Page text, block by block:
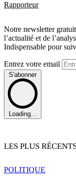
Rapporteur
Notre newsletter
l’actualité et de
Indispensable pour
Entrez votre email
S'abonner
Loading...
LES PLUS
POLITIQUE